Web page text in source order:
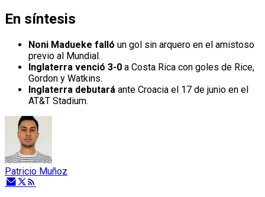
En síntesis
Noni Madueke falló un gol sin arquero en el amistoso
previo al Mundial.
Inglaterra venció 3-0 a Costa Rica con goles de Rice,
Gordon y Watkins.
Inglaterra debutará ante Croacia el 17 de junio en el
AT&T Stadium.
Patricio Muñoz